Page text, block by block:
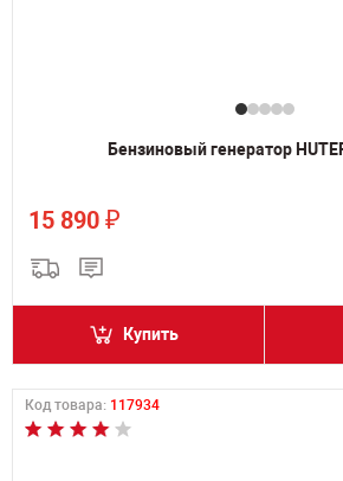
Бензиновый генератор
15 890 ₽
Купить
Код товара: 117934